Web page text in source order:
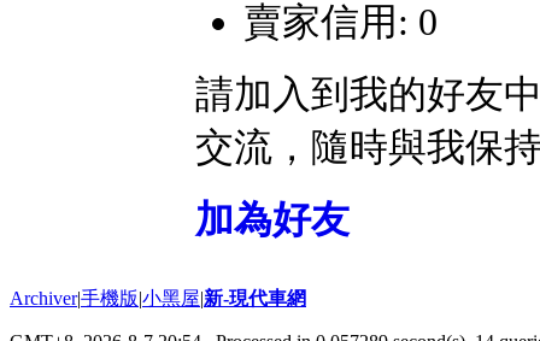
賣家信用: 0
請加入到我的好友
交流，隨時與我保
加為好友
Archiver|手機版|小黑屋|新-現代車網